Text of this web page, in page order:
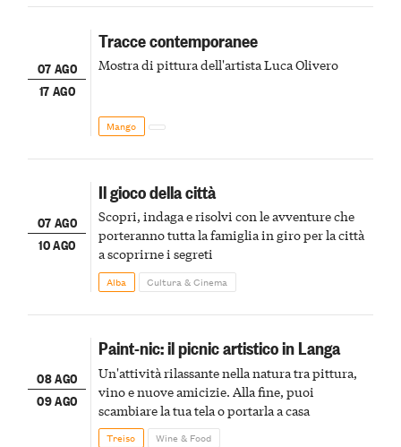
07 AGO
17 AGO
Tracce contemporanee
Mostra di pittura dell'artista Luca Olivero
Mango
07 AGO
10 AGO
Il gioco della città
Scopri, indaga e risolvi con le avventure che
porteranno tutta la famiglia in giro per la città
a scoprirne i segreti
Alba Cultura & Cinema
08 AGO
09 AGO
Paint-nic: il picnic artistico in Langa
Un'attività rilassante nella natura tra pittura,
vino e nuove amicizie. Alla fine, puoi
scambiare la tua tela o portarla a casa
Treiso Wine & Food